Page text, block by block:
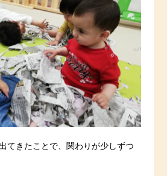
てきたことで、関わりが少しずつ